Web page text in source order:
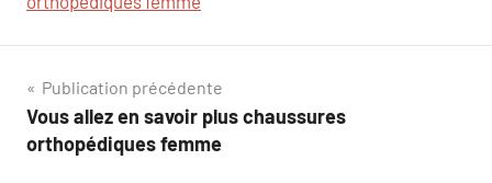
Navigation
de
Publication précédente
Vous allez en savoir plus chaussures
orthopédiques femme